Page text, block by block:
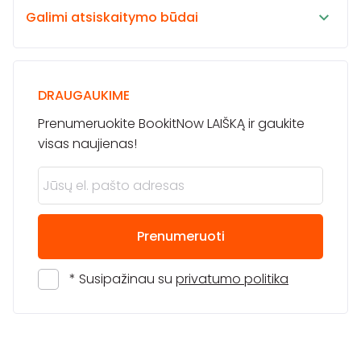
Galimi atsiskaitymo būdai
DRAUGAUKIME
Prenumeruokite BookitNow LAIŠKĄ ir gaukite
visas naujienas!
Prenumeruoti
* Susipažinau su privatumo politika